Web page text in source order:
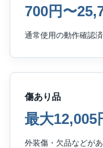
700円〜
通常使用の動作確認
傷あり品
最大12,005
外装傷・欠品などが